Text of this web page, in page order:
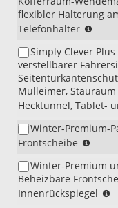
flexibler Halterung
Telefonhalter
mit
Simply Clever
verstellbarer
Mülleimer,
Hecktunnel, Tablet-
Winter-Premium-
Frontscheibe
mit
PLG/
(nicht
Winter-Premium
Beheizbare
Innenrückspiegel